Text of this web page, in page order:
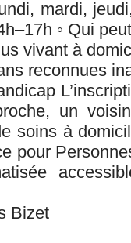
mardi,
◦ Qui
vivant à
reconnues
un
soins à
pour
Bizet